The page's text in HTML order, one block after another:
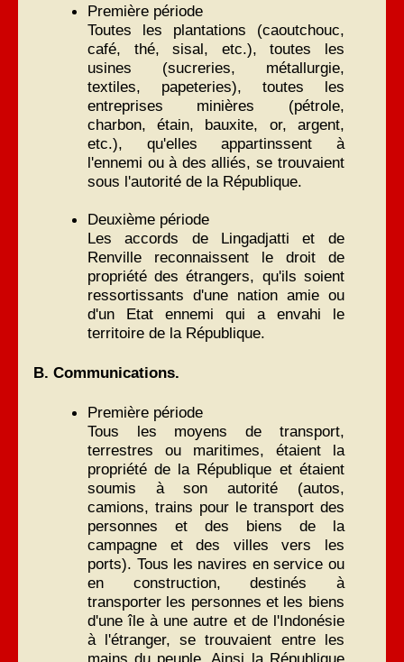
Première période
Toutes les plantations (caoutchouc,
café, thé, sisal, etc.), toutes les
usines (sucreries, métallurgie,
textiles, papeteries), toutes les
entreprises minières (pétrole,
charbon, étain, bauxite, or, argent,
etc.), qu'elles appartinssent à
l'ennemi ou à des alliés, se trouvaient
sous l'autorité de la République.
Deuxième période
Les accords de Lingadjatti et de
Renville reconnaissent le droit de
propriété des étrangers, qu'ils soient
ressortissants d'une nation amie ou
d'un Etat ennemi qui a envahi le
territoire de la République.
B. Communications.
Première période
Tous les moyens de transport,
terrestres ou maritimes, étaient la
propriété de la République et étaient
soumis à son autorité (autos,
camions, trains pour le transport des
personnes et des biens de la
campagne et des villes vers les
ports). Tous les navires en service ou
en construction, destinés à
transporter les personnes et les biens
d'une île à une autre et de l'Indonésie
à l'étranger, se trouvaient entre les
mains du peuple. Ainsi la République